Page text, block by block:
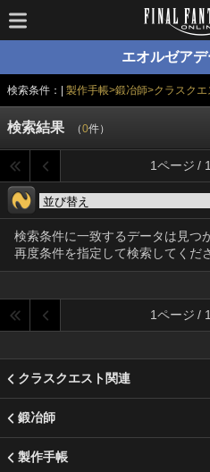
エオルゼア
検索条件：| 製作手帳>鍛冶師>クラスクエ
検索結果 （0件）
1ページ /
検索条件に一致するデータは見つ
再度条件を指定して検索してくだ
1ページ /
クラスクエスト関連
鍛冶師
製作手帳